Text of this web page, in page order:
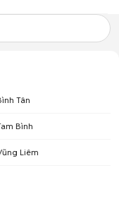
Tân
Bình
Liêm